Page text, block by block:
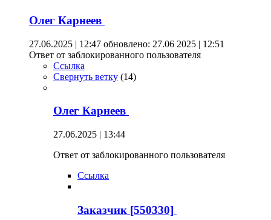
Олег Карнеев
27.06.2025 | 12:47 обновлено: 27.06 2025 | 12:51
Ответ от заблокированного пользователя
Ссылка
Свернуть ветку (14)
Олег Карнеев
27.06.2025 | 13:44
Ответ от заблокированного пользователя
Ссылка
Заказчик [550330]